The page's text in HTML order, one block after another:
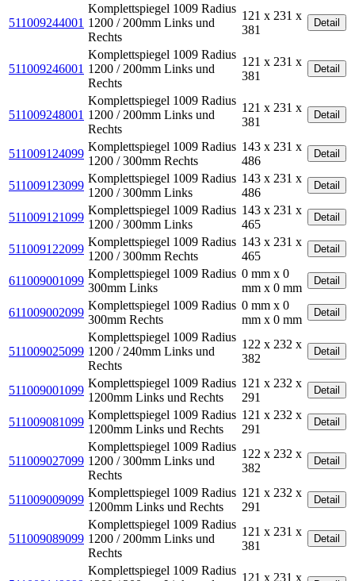
511009244001
Komplettspiegel 1009 Radius
1200 / 200mm Links und
Rechts
121 x 231 x
381
Detail
511009246001
Komplettspiegel 1009 Radius
1200 / 200mm Links und
Rechts
121 x 231 x
381
Detail
511009248001
Komplettspiegel 1009 Radius
1200 / 200mm Links und
Rechts
121 x 231 x
381
Detail
511009124099
Komplettspiegel 1009 Radius
1200 / 300mm Rechts
143 x 231 x
486
Detail
511009123099
Komplettspiegel 1009 Radius
1200 / 300mm Links
143 x 231 x
486
Detail
511009121099
Komplettspiegel 1009 Radius
1200 / 300mm Links
143 x 231 x
465
Detail
511009122099
Komplettspiegel 1009 Radius
1200 / 300mm Rechts
143 x 231 x
465
Detail
611009001099
Komplettspiegel 1009 Radius
300mm Links
0 mm x 0
mm x 0 mm
Detail
611009002099
Komplettspiegel 1009 Radius
300mm Rechts
0 mm x 0
mm x 0 mm
Detail
511009025099
Komplettspiegel 1009 Radius
1200 / 240mm Links und
Rechts
122 x 232 x
382
Detail
511009001099
Komplettspiegel 1009 Radius
1200mm Links und Rechts
121 x 232 x
291
Detail
511009081099
Komplettspiegel 1009 Radius
1200mm Links und Rechts
121 x 232 x
291
Detail
511009027099
Komplettspiegel 1009 Radius
1200 / 300mm Links und
Rechts
122 x 232 x
382
Detail
511009009099
Komplettspiegel 1009 Radius
1200mm Links und Rechts
121 x 232 x
291
Detail
511009089099
Komplettspiegel 1009 Radius
1200 / 200mm Links und
Rechts
121 x 231 x
381
Detail
Komplettspiegel 1009 Radius
121 x 231 x